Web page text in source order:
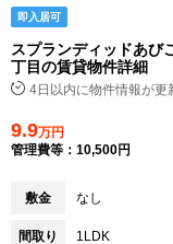
即入居可
スプランディッドあび
丁目の賃貸物件詳細
4日以内に物件情報が更
9.9万円
管理費等：10,500円
敷金 なし
間取り 1LDK